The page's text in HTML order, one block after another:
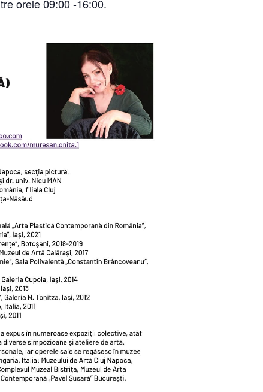
orele 09:00 -16:00.